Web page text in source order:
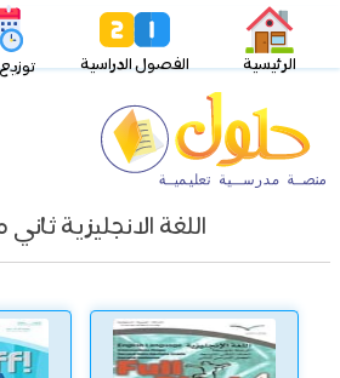
الرئيسية الفصول الدراسية توزيع
اللغة الانجليزية